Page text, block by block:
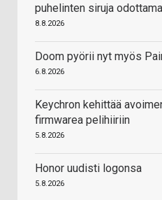
puhelinten siruja
8.8.2026
Doom pyörii nyt myös
6.8.2026
Keychron kehittää
firmwarea pelihiiriin
5.8.2026
Honor uudisti logonsa
5.8.2026